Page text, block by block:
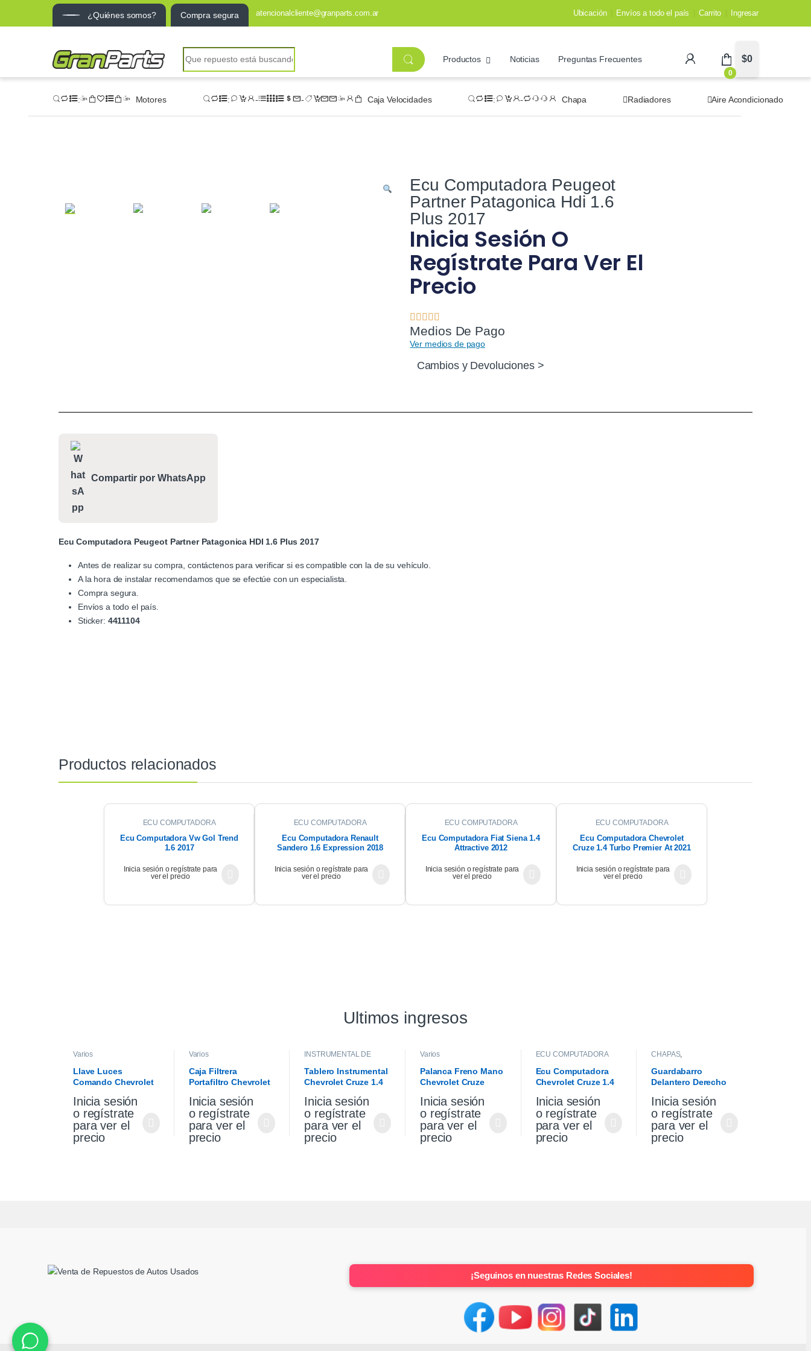
¿Quiénes somos? Compra segura atencionalcliente@granparts.com.ar Ubicación Envíos a todo el país Carrito Ingresar
Productos Noticias Preguntas Frecuentes
0
$0
Motores Caja Velocidades Chapa Radiadores Aire Acondicionado
Ecu Computadora Peugeot
Partner Patagonica Hdi 1.6
Plus 2017
Inicia Sesión O
Regístrate Para Ver El
Precio
Medios De Pago
Ver medios de pago
Cambios y Devoluciones >
Compartir por WhatsApp
Ecu Computadora Peugeot Partner Patagonica HDI 1.6 Plus 2017
Antes de realizar su compra, contáctenos para verificar si es compatible con la de su vehículo.
A la hora de instalar recomendamos que se efectúe con un especialista.
Compra segura.
Envíos a todo el país.
Sticker: 4411104
Productos relacionados
ECU COMPUTADORA
Ecu Computadora Vw Gol Trend
1.6 2017
Inicia sesión o regístrate para
ver el precio
ECU COMPUTADORA
Ecu Computadora Renault
Sandero 1.6 Expression 2018
Inicia sesión o regístrate para
ver el precio
ECU COMPUTADORA
Ecu Computadora Fiat Siena 1.4
Attractive 2012
Inicia sesión o regístrate para
ver el precio
ECU COMPUTADORA
Ecu Computadora Chevrolet
Cruze 1.4 Turbo Premier At 2021
Inicia sesión o regístrate para
ver el precio
Ultimos ingresos
Varios
Llave Luces
Comando Chevrolet
Inicia sesión
o regístrate
para ver el
precio
Varios
Caja Filtrera
Portafiltro Chevrolet
19/21
Inicia sesión
o regístrate
para ver el
precio
INSTRUMENTAL DE
Tablero Instrumental
Chevrolet Cruze 1.4
Inicia sesión
o regístrate
para ver el
precio
Varios
Palanca Freno Mano
Chevrolet Cruze
Inicia sesión
o regístrate
para ver el
precio
ECU COMPUTADORA
Ecu Computadora
Chevrolet Cruze 1.4
2021
Inicia sesión
o regístrate
para ver el
precio
CHAPAS,
Guardabarro
Delantero Derecho
Inicia sesión
o regístrate
para ver el
precio
¡Seguinos en nuestras Redes Sociales!